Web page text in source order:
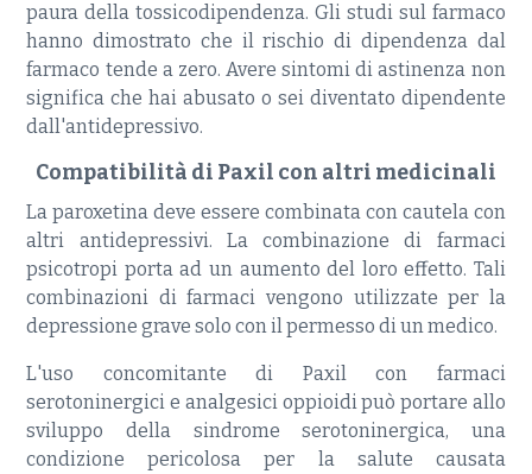
paura della tossicodipendenza. Gli studi sul farmaco
hanno dimostrato che il rischio di dipendenza dal
farmaco tende a zero. Avere sintomi di astinenza non
significa che hai abusato o sei diventato dipendente
dall'antidepressivo.
Compatibilità di Paxil con altri medicinali
La paroxetina deve essere combinata con cautela con
altri antidepressivi. La combinazione di farmaci
psicotropi porta ad un aumento del loro effetto. Tali
combinazioni di farmaci vengono utilizzate per la
depressione grave solo con il permesso di un medico.
L'uso concomitante di Paxil con farmaci
serotoninergici e analgesici oppioidi può portare allo
sviluppo della sindrome serotoninergica, una
condizione pericolosa per la salute causata